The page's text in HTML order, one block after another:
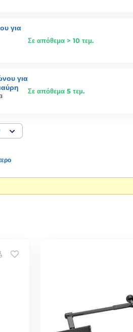
για
Σε απόθεμα > 10 τεμ.
για
Σε απόθεμα 5 τεμ.